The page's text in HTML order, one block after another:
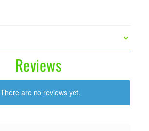
Reviews
There are no reviews yet.